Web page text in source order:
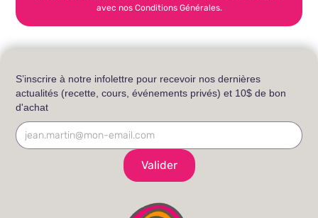
avec nos Conditions Générales.
S’inscrire à notre infolettre pour recevoir nos dernières
actualités (recette, cours, événements privés) et 10$ de bon
d'achat